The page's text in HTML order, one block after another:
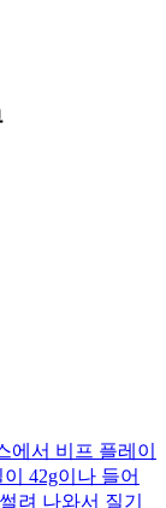
서 비프 플레이
42g이나 들어
려 나와서 질기